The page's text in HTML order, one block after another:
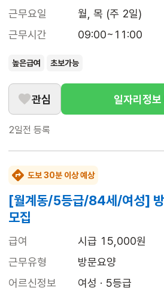
근무요일
월, 목 (주 2일)
근무시간
09:00~11:00
높은급여 초보가능
관심 일자리정보
2일전 등록
도보 30분 이상 예상
[월계동/5등급/84세/여성]
모집
급여
시급 15,000원
근무유형
방문요양
어르신정보
여성 · 5등급